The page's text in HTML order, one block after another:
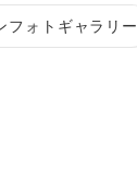
フォトギャラリー